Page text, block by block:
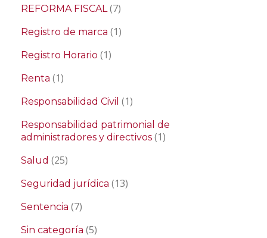
REFORMA FISCAL(7)
Registro de marca (1)
Registro Horario (1)
Renta (1)
Responsabilidad Civil (1)
Responsabilidad patrimonial de
administradores y directivos (1)
Salud (25)
Seguridad jurídica (13)
Sentencia (7)
Sin categoría (5)